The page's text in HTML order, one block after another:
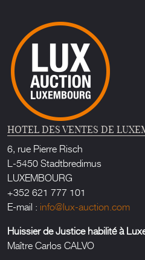
HOTEL DES VENTES DE
6, rue Pierre Risch
L-5450 Stadtbredimus
LUXEMBOURG
+352 621 777 101
E-mail : info@lux-auction.com
Huissier de Justice habilité à
Maître Carlos CALVO